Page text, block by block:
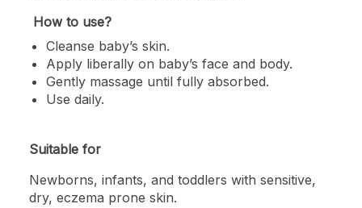
How to use?
Cleanse baby’s skin.
Apply liberally on baby’s face and body.
Gently massage until fully absorbed.
Use daily.
Suitable for
Newborns, infants, and toddlers with sensitive,
dry, eczema prone skin.